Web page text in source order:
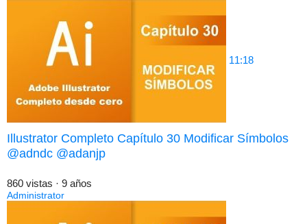
11:18
Illustrator Completo Capítulo 30 Modificar Símbolos
@adndc @adanjp
860 vistas · 9 años
Administrator